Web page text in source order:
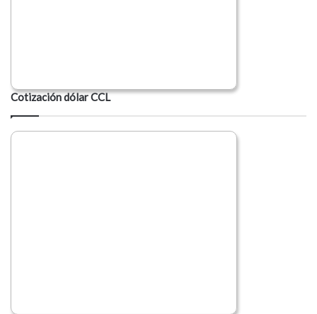
Cotización dólar CCL